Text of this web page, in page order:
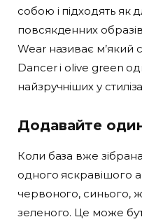
собою і підходять як
повсякденних
Wear називає м’який
Dancer і olive green
найзручніших у
Додавайте
Коли база вже
одного яскравішого
червоного, синього,
зеленого. Це може